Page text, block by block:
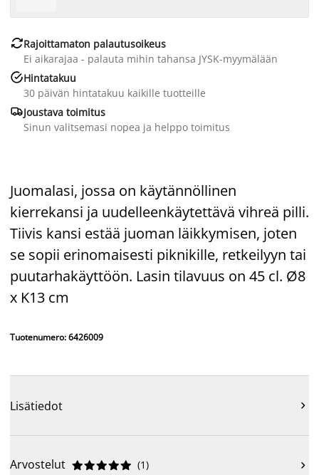
Rajoittamaton palautusoikeus
Ei aikarajaa - palauta mihin tahansa JYSK-myymälään
Hintatakuu
30 päivän hintatakuu kaikille tuotteille
Joustava toimitus
Sinun valitsemasi nopea ja helppo toimitus
Juomalasi, jossa on käytännöllinen
kierrekansi ja uudelleenkäytettävä vihreä pilli.
Tiivis kansi estää juoman läikkymisen, joten
se sopii erinomaisesti piknikille, retkeilyyn tai
puutarhakäyttöön. Lasin tilavuus on 45 cl. Ø8
x K13 cm
Tuotenumero: 6426009
Lisätiedot 
Arvostelut 




 (1) 